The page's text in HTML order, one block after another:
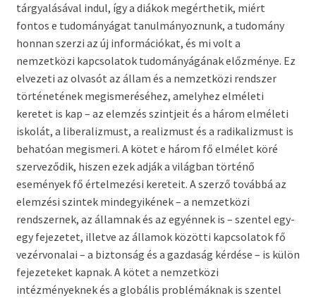
tárgyalásával indul, így a diákok megérthetik, miért
fontos e tudományágat tanulmányoznunk, a tudomány
honnan szerzi az új információkat, és mi volt a
nemzetközi kapcsolatok tudományágának előzménye. Ez
elvezeti az olvasót az állam és a nemzetközi rendszer
történetének megismeréséhez, amelyhez elméleti
keretet is kap – az elemzés szintjeit és a három elméleti
iskolát, a liberalizmust, a realizmust és a radikalizmust is
behatóan megismeri. A kötet e három fő elmélet köré
szerveződik, hiszen ezek adják a világban történő
események fő értelmezési kereteit. A szerző továbbá az
elemzési szintek mindegyikének – a nemzetközi
rendszernek, az államnak és az egyénnek is – szentel egy-
egy fejezetet, illetve az államok közötti kapcsolatok fő
vezérvonalai – a biztonság és a gazdaság kérdése – is külön
fejezeteket kapnak. A kötet a nemzetközi
intézményeknek és a globális problémáknak is szentel